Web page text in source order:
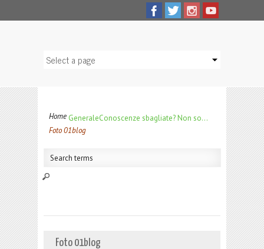
Home GeneraleConoscenze sbagliate? Non so…
Foto 01blog
Foto 01blog